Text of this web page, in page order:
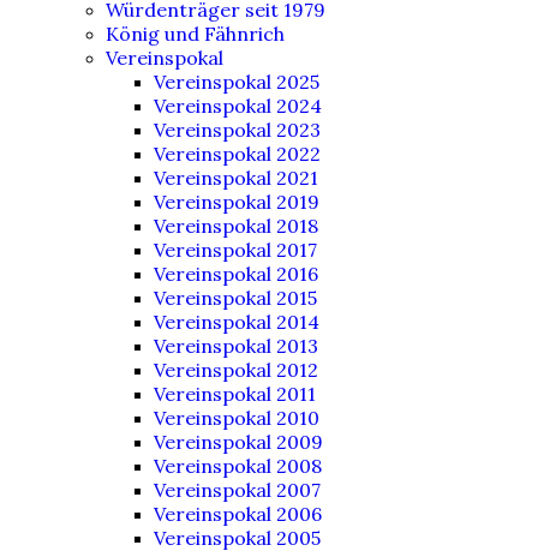
Würdenträger seit 1979
König und Fähnrich
Vereinspokal
Vereinspokal 2025
Vereinspokal 2024
Vereinspokal 2023
Vereinspokal 2022
Vereinspokal 2021
Vereinspokal 2019
Vereinspokal 2018
Vereinspokal 2017
Vereinspokal 2016
Vereinspokal 2015
Vereinspokal 2014
Vereinspokal 2013
Vereinspokal 2012
Vereinspokal 2011
Vereinspokal 2010
Vereinspokal 2009
Vereinspokal 2008
Vereinspokal 2007
Vereinspokal 2006
Vereinspokal 2005